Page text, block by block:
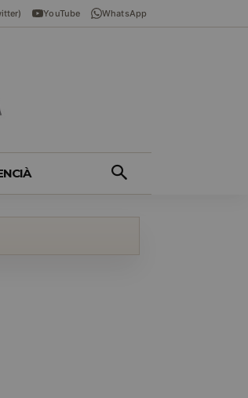
YouTube WhatsApp